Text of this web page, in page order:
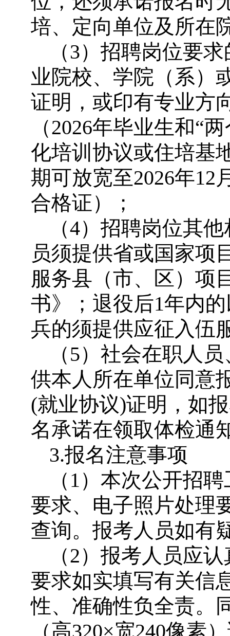
培、定向单位及所在
（3）招聘岗位要
业院校、学院（系）
证明，或印有专业方
（2026年毕业生和“
化培训协议或住培基
期可放宽至2026年12
合格证）；
（4）招聘岗位其
员须提供省或国家项
服务县（市、区）项
书》；退役后1年内
兵的须提供应征入伍
（5）社会在职人
供本人所在单位同意
(就业协议)证明，如
名承诺在领取体检通
3.报名注意事项
（1）本次公开招
要求、电子照片处理
查询。报考人员如有
（2）报考人员应
要求如实填写有关信
性、准确性负全责。
（高320×宽240像素